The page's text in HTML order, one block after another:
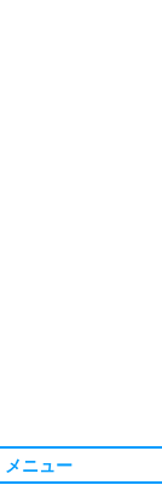
メニュー